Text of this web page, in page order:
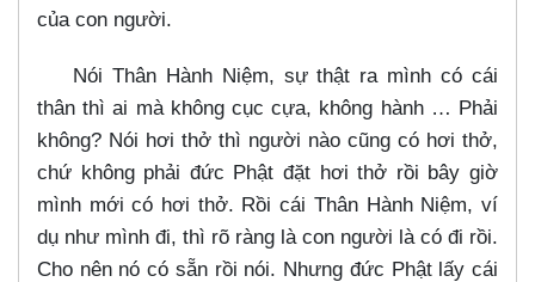
của con người.
Nói Thân Hành Niệm, sự thật ra mình có cái
thân thì ai mà không cục cựa, không hành …​ Phải
không? Nói hơi thở thì người nào cũng có hơi thở,
chứ không phải đức Phật đặt hơi thở rồi bây giờ
mình mới có hơi thở. Rồi cái Thân Hành Niệm, ví
dụ như mình đi, thì rõ ràng là con người là có đi rồi.
Cho nên nó có sẵn rồi nói. Nhưng đức Phật lấy cái